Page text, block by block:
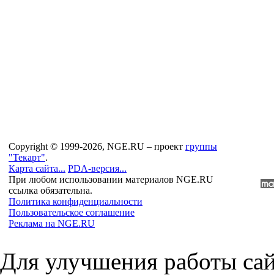
Copyright © 1999-2026, NGE.RU – проект группы
"Текарт".
Карта сайта... PDA-версия...
При любом использовании материалов NGE.RU
ссылка обязательна.
Политика конфиденциальности
Пользовательское соглашение
Реклама на NGE.RU
Для улучшения работы